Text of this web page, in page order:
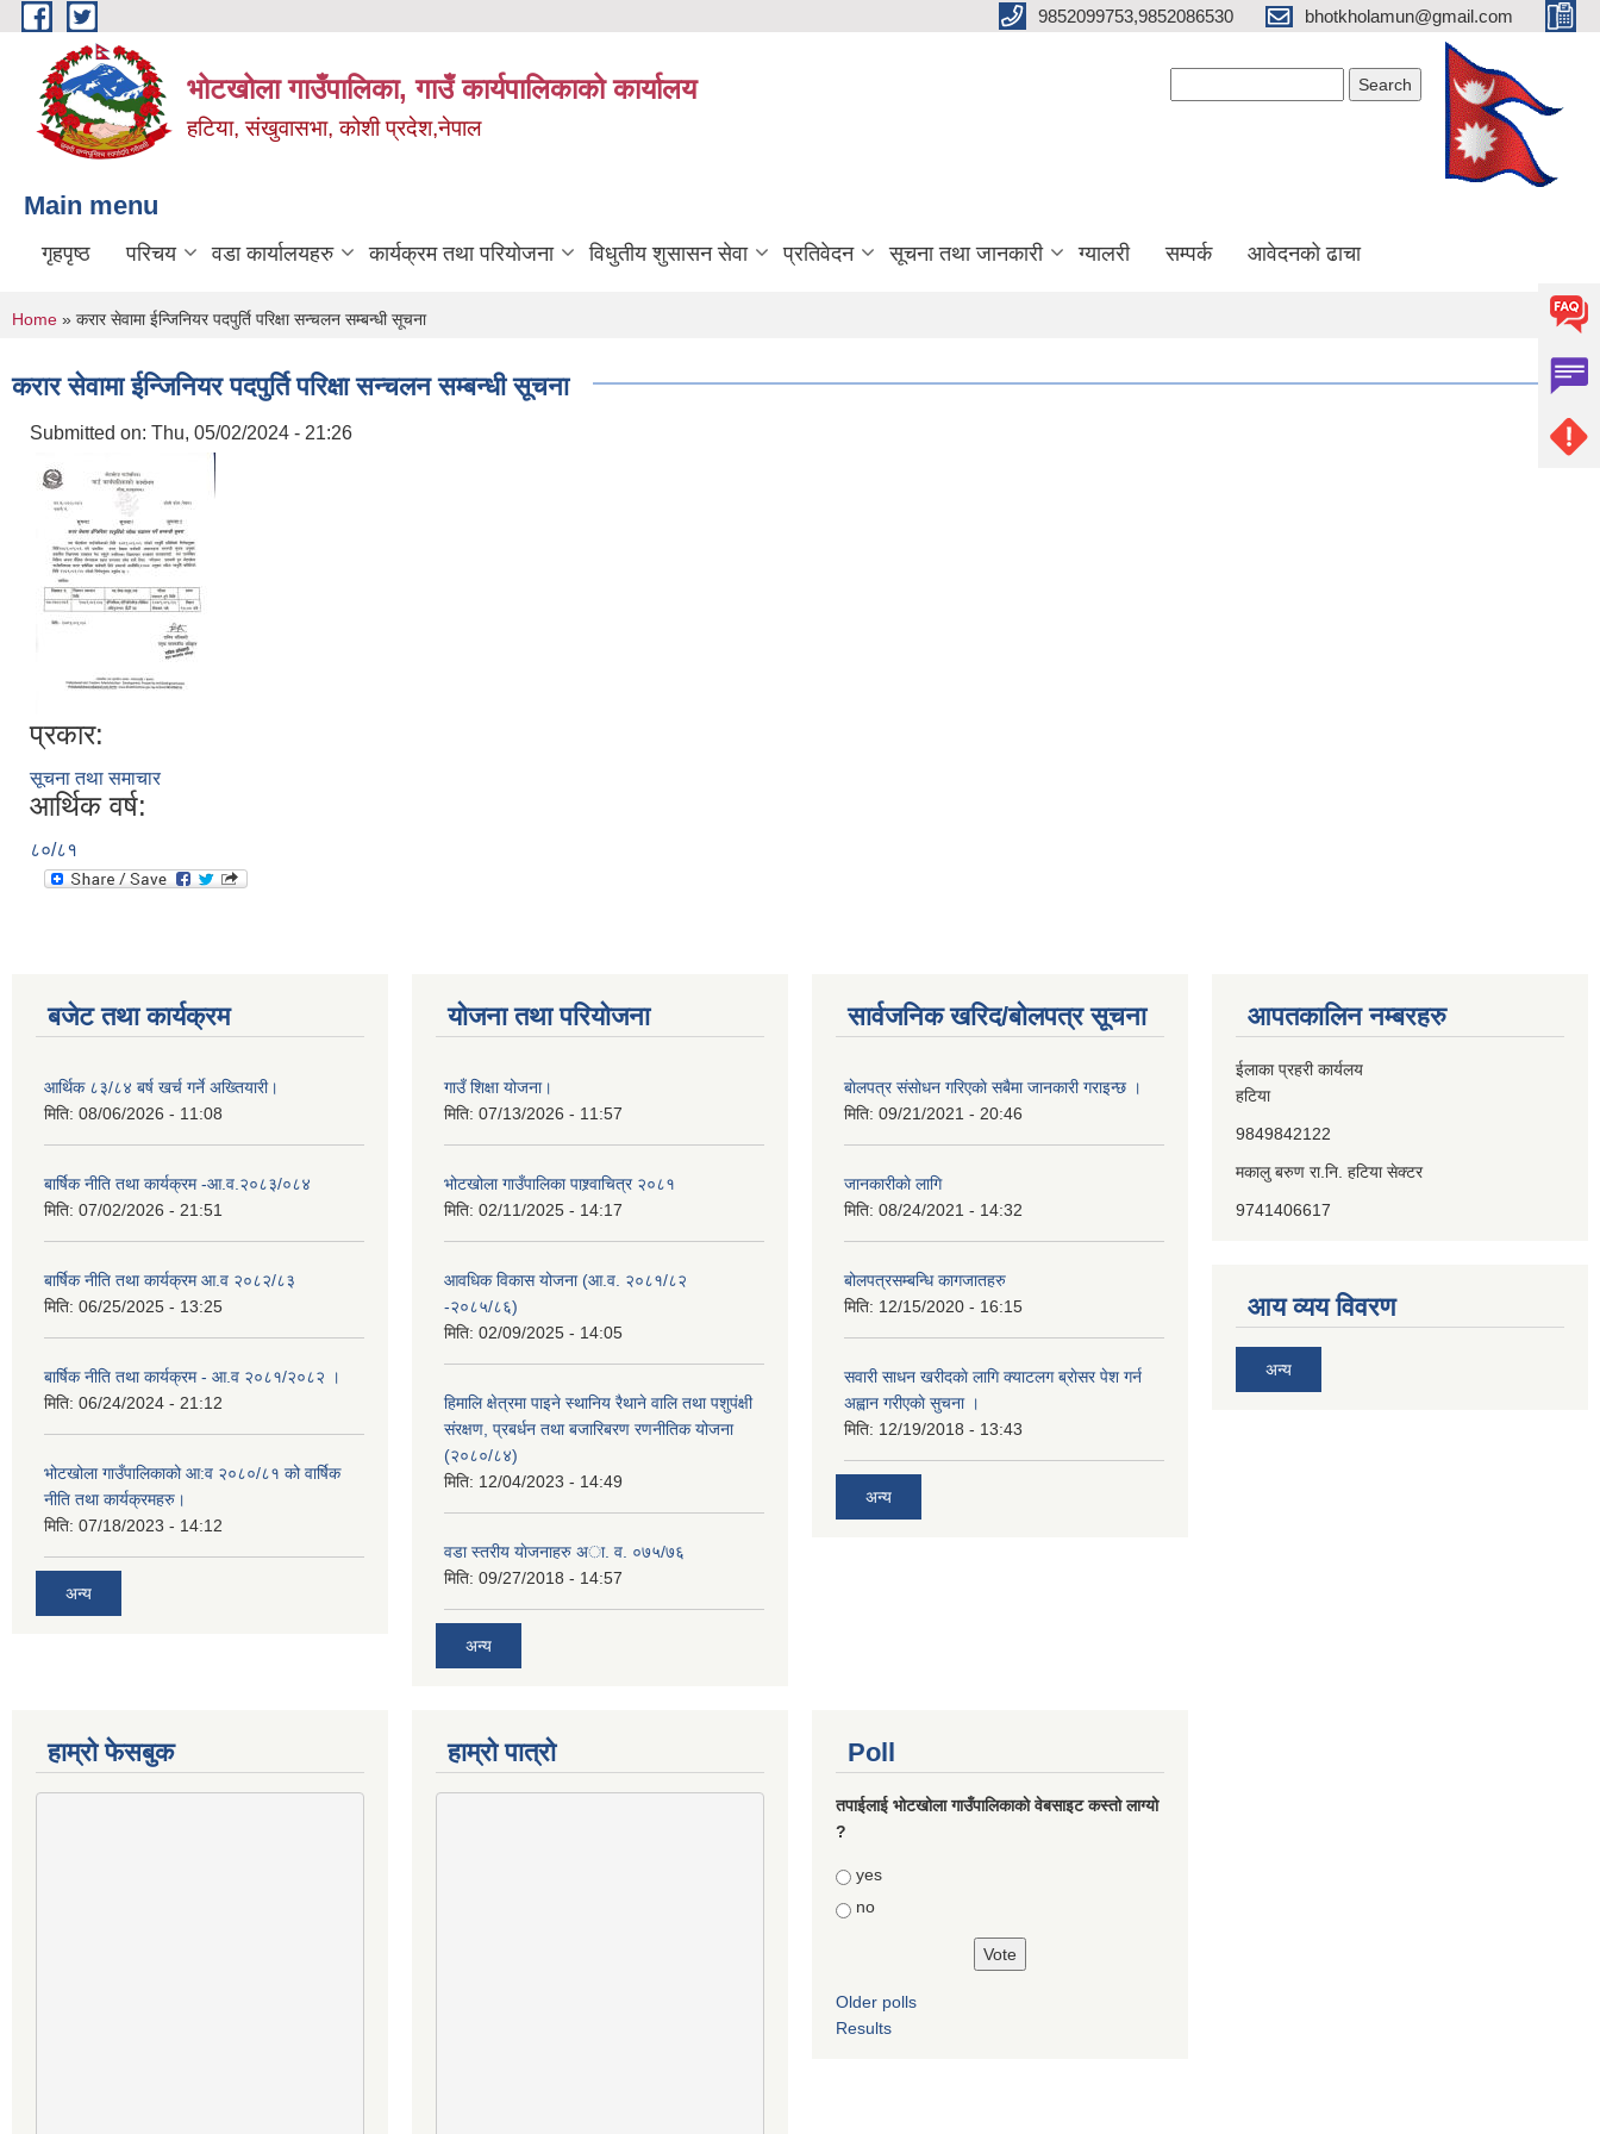
Skip to main content 9852099753,9852086530 bhotkholamun@gmail.com
भोटखोला गाउँपालिका, गाउँ कार्यपालिकाको कार्यालय
हटिया, संखुवासभा, कोशी प्रदेश,नेपाल
Main menu
गृहपृष्ठ परिचय वडा कार्यालयहरु कार्यक्रम तथा परियोजना विधुतीय शुसासन सेवा प्रतिवेदन सूचना तथा जानकारी ग्यालरी सम्पर्क आवेदनको ढाचा
You are here
Home » करार सेवामा ईन्जिनियर पदपुर्ति परिक्षा सन्चलन सम्बन्धी सूचना
करार सेवामा ईन्जिनियर पदपुर्ति परिक्षा सन्चलन सम्बन्धी सूचना
Submitted on: Thu, 05/02/2024 - 21:26
प्रकार:
सूचना तथा समाचार
आर्थिक वर्ष:
८०/८१
बजेट तथा कार्यक्रम
आर्थिक ८३/८४ बर्ष खर्च गर्ने अख्तियारी।
मिति: 08/06/2026 - 11:08
बार्षिक नीति तथा कार्यक्रम -आ.व.२०८३/०८४
मिति: 07/02/2026 - 21:51
बार्षिक नीति तथा कार्यक्रम आ.व २०८२/८३
मिति: 06/25/2025 - 13:25
बार्षिक नीति तथा कार्यक्रम - आ.व २०८१/२०८२ ।
मिति: 06/24/2024 - 21:12
भोटखोला गाउँपालिकाको आ:व २०८०/८१ को वार्षिक
नीति तथा कार्यक्रमहरु।
मिति: 07/18/2023 - 14:12
अन्य
योजना तथा परियोजना
गाउँ शिक्षा योजना।
मिति: 07/13/2026 - 11:57
भोटखोला गाउँपालिका पाश्र्वाचित्र २०८१
मिति: 02/11/2025 - 14:17
आवधिक विकास योजना (आ.व. २०८१/८२
-२०८५/८६)
मिति: 02/09/2025 - 14:05
हिमालि क्षेत्रमा पाइने स्थानिय रैथाने वालि तथा पशुपंक्षी
संरक्षण, प्रबर्धन तथा बजारिबरण रणनीतिक योजना
(२०८०/८४)
मिति: 12/04/2023 - 14:49
वडा स्तरीय याेजनाहरु अा. व. ०७५/७६
मिति: 09/27/2018 - 14:57
अन्य
सार्वजनिक खरिद/बोलपत्र सूचना
बाेलपत्र संसाेधन गरिएकाे सबैमा जानकारी गराइन्छ ।
मिति: 09/21/2021 - 20:46
जानकारीकाे लागि
मिति: 08/24/2021 - 14:32
बोलपत्रसम्बन्धि कागजातहरु
मिति: 12/15/2020 - 16:15
सवारी साधन खरीदकाे लागि क्याटलग ब्राेसर पेश गर्न
अह्वान गरीएकाे सुचना ।
मिति: 12/19/2018 - 13:43
अन्य
आपतकालिन नम्बरहरु
ईलाका प्रहरी कार्यलय
हटिया
9849842122
मकालु बरुण रा.नि. हटिया सेक्टर
9741406617
आय व्यय विवरण
अन्य
हाम्राे फेसबुक हाम्रो पात्रो Poll
तपाईलाई भोटखोला गाउँपालिकाकाे वेबसाइट कस्तो लाग्यो
?
Choices
yes
no
Older polls
Results